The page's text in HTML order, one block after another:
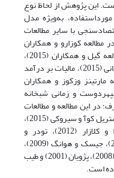
این پژوهش از لحاظ نوع
به‌ویژه مدل
با سایر مطالعات
مطالعه کوزارو و همکاران
(2015) مالیات بر درآمد شخصی؛ در مطالعه گیل و همکاران (2015)،
مالیات بر درآمد؛ در مطالعه مهرآرا و اصفهانی (2015)، مالیات بر درآمد
وزکوز و همکاران
سپهردوست و زمانی شبخانه
در این مطالعه و مطالعات
آلاوتونکی و پیرتیلا (2015)، اررو (2015)، استریل کوآ و سیروکی (2015)،
وولاندری و اندیارنی (2015)، سلیتناکوا و کلازار (2012)، تودر و
روسن‌برگ (2010)، لوک وود و کین (2007)، جیسک و هوانگ (2009)،
موسوی جهرمی و همکاران (2013)، وقوعی (2008)، پژویان (2001) و طیب­‌